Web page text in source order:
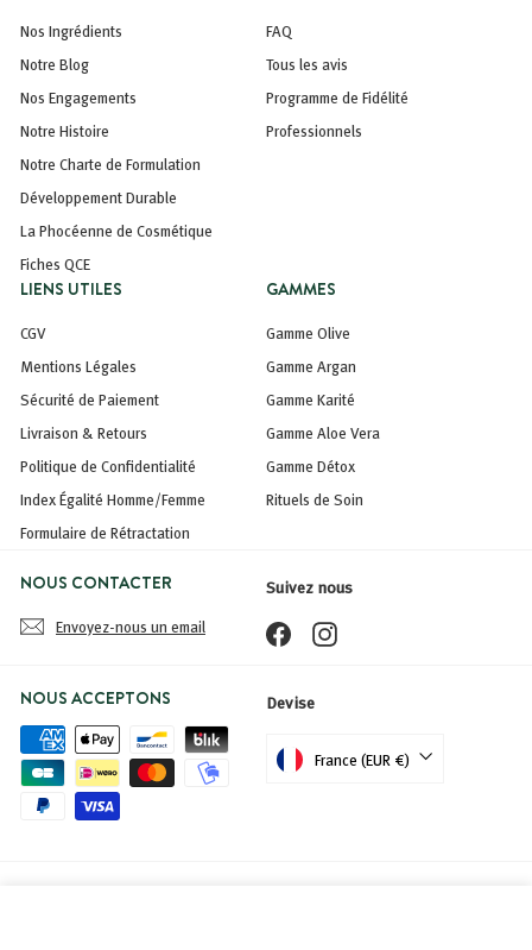
Nos Ingrédients
Notre Blog
Nos Engagements
Notre Histoire
Notre Charte de Formulation
Développement Durable
La Phocéenne de Cosmétique
Fiches QCE
FAQ
Tous les avis
Programme de Fidélité
Professionnels
LIENS UTILES
CGV
Mentions Légales
Sécurité de Paiement
Livraison & Retours
Politique de Confidentialité
Index Égalité Homme/Femme
Formulaire de Rétractation
GAMMES
Gamme Olive
Gamme Argan
Gamme Karité
Gamme Aloe Vera
Gamme Détox
Rituels de Soin
NOUS CONTACTER
Envoyez-nous un email
Suivez nous
FacebookInstagram
NOUS ACCEPTONS Devise
France (EUR €)